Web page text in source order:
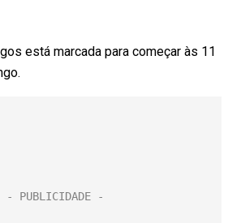
está marcada para começar às 11